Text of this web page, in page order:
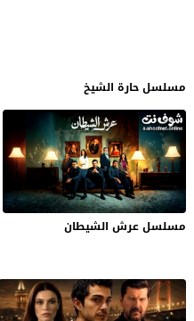
مسلسل حارة الشيخ
مسلسل عرش الشيطان